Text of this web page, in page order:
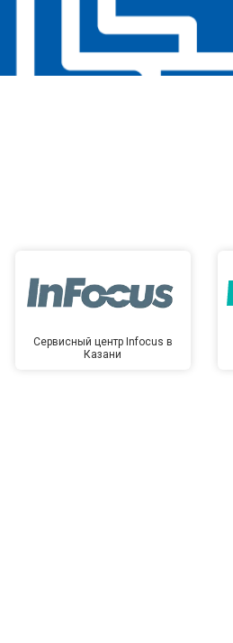
Сервисный центр Infocus в
Казани